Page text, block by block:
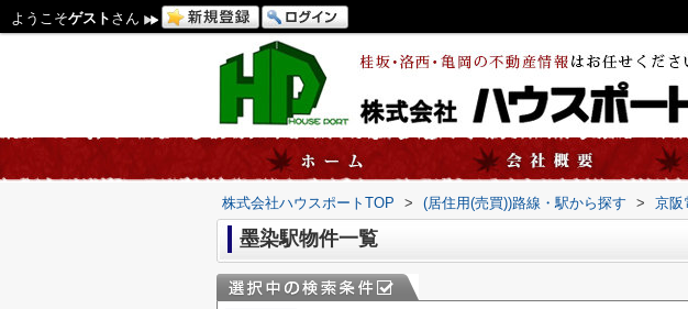
ようこそゲスト さん
株式会社ハウスポートTOP > (居住用(売買))路線・駅から探す > 京阪
墨染駅物件一覧